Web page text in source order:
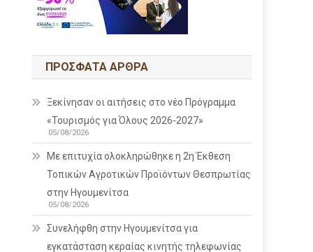
ΠΡΌΣΦΑΤΑ ΆΡΘΡΑ
Ξεκίνησαν οι αιτήσεις στο νέο Πρόγραμμα
«Τουρισμός για Όλους 2026-2027»
05/08/2026
Με επιτυχία ολοκληρώθηκε η 2η Έκθεση
Τοπικών Αγροτικών Προϊόντων Θεσπρωτίας
στην Ηγουμενίτσα
05/08/2026
Συνελήφθη στην Ηγουμενίτσα για
εγκατάσταση κεραίας κινητής τηλεφωνίας